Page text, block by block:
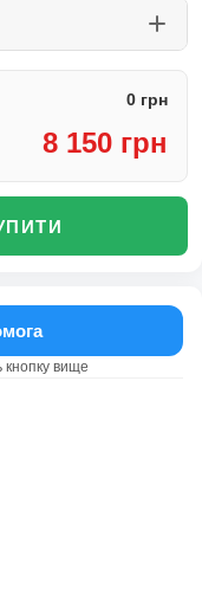
0 грн
8 150 грн
кнопку вище